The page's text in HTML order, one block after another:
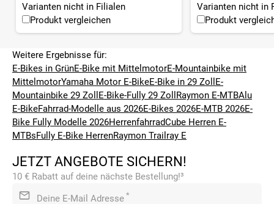
Varianten nicht in Filialen
Produkt vergleichen
Varianten nicht in
Produkt
Weitere Ergebnisse für:
E-Bikes in GrünE-Bike mit MittelmotorE-Mountainbike mit
MittelmotorYamaha Motor E-BikeE-Bike in 29 Zoll E-
Mountainbike 29 Zoll E-Bike-Fully 29 Zoll Raymon E-MTBAlu
E-BikeFahrrad-Modelle aus 2026E-Bikes 2026E-MTB 2026E-
Bike Fully Modelle 2026HerrenfahrradCube Herren E-
MTBsFully E-Bike HerrenRaymon Trailray E
JETZT ANGEBOTE SICHERN!
10 € Rabatt auf deine nächste Bestellung!³
Deine E-Mail Adresse *